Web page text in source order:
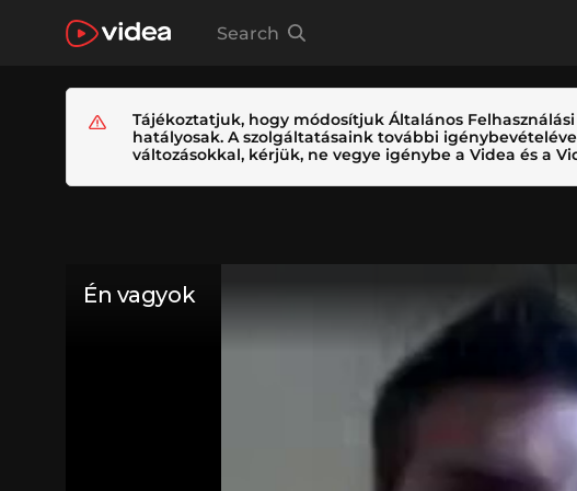
Search
Tájékoztatjuk, hogy módosítjuk Általános
hatályosak. A szolgáltatásaink további
változásokkal, kérjük, ne vegye igénybe a Videa és a